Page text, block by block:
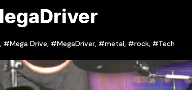
, #Mega Drive, #MegaDriver, #metal, #rock, #Tech